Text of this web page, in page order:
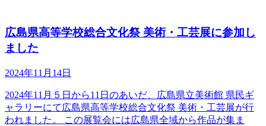
広島県高等学校総合文化祭 美術・工芸展に参加し
ました
2024年11月14日
2024年11月５日から11日のあいだ、広島県立美術館 県民ギ
ャラリーにて広島県高等学校総合文化祭 美術・工芸展が行
われました。 この展覧会には広島県全域から作品が集ま